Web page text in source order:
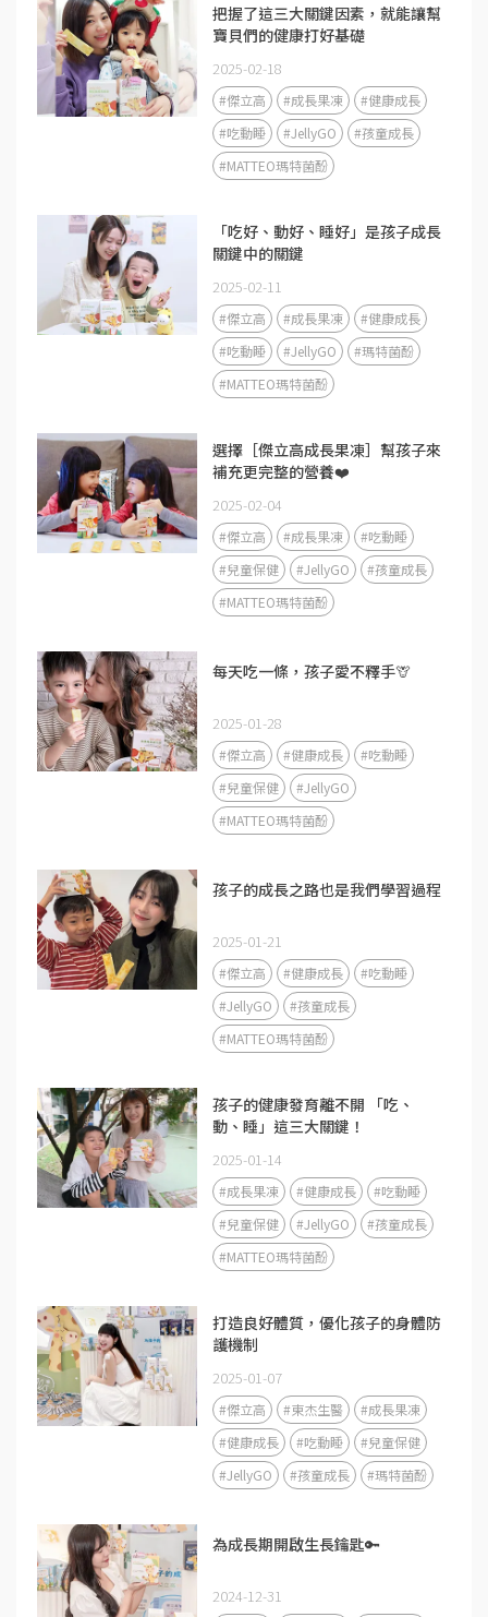
把握了這三大關鍵因素，就能讓幫
寶貝們的健康打好基礎
2025-02-18
#傑立高 #成長果凍
#健康成長
#吃動睡
#JellyGO
#孩童成長
#MATTEO瑪特菌酚
「吃好、動好、睡好」是孩子成長
關鍵中的關鍵
2025-02-11
#傑立高 #成長果凍
#健康成長
#吃動睡
#JellyGO
#瑪特菌酚
#MATTEO瑪特菌酚
選擇［傑立高成長果凍］幫孩子來
補充更完整的營養❤️
2025-02-04
#傑立高 #成長果凍
#吃動睡
#兒童保健
#JellyGO
#孩童成長
#MATTEO瑪特菌酚
每天吃一條，孩子愛不釋手🦒
2025-01-28
#傑立高 #健康成長
#吃動睡
#兒童保健
#JellyGO
#MATTEO瑪特菌酚
孩子的成長之路也是我們學習過程
2025-01-21
#傑立高 #健康成長
#吃動睡
#JellyGO
#孩童成長
#MATTEO瑪特菌酚
孩子的健康發育離不開 「吃、
動、睡」這三大關鍵！
2025-01-14
#成長果凍 #健康成長
#吃動睡
#兒童保健
#JellyGO
#孩童成長
#MATTEO瑪特菌酚
打造良好體質，優化孩子的身體防
護機制
2025-01-07
#傑立高 #東杰生醫
#成長果凍
#健康成長
#吃動睡
#兒童保健
#JellyGO
#孩童成長 #瑪特菌酚
為成長期開啟生長鑰匙🔑
2024-12-31